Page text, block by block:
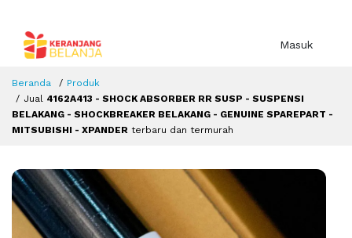
Masuk
Beranda
Produk
Jual 4162A413 - SHOCK ABSORBER RR SUSP - SUSPENSI
BELAKANG - SHOCKBREAKER BELAKANG - GENUINE SPAREPART -
MITSUBISHI - XPANDER terbaru dan termurah